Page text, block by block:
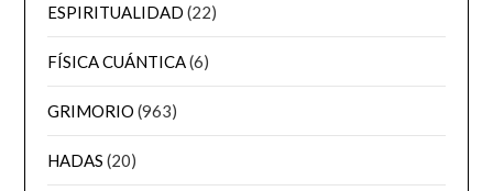
ESPIRITUALIDAD (22)
FÍSICA CUÁNTICA(6)
GRIMORIO (963)
HADAS (20)